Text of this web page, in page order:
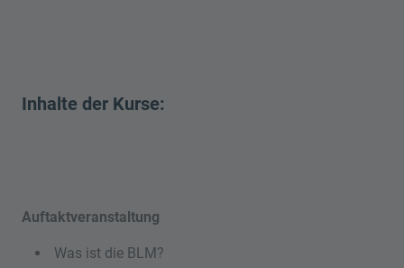
Inhalte der Kurse:
Auftaktveranstaltung
Was ist die BLM?